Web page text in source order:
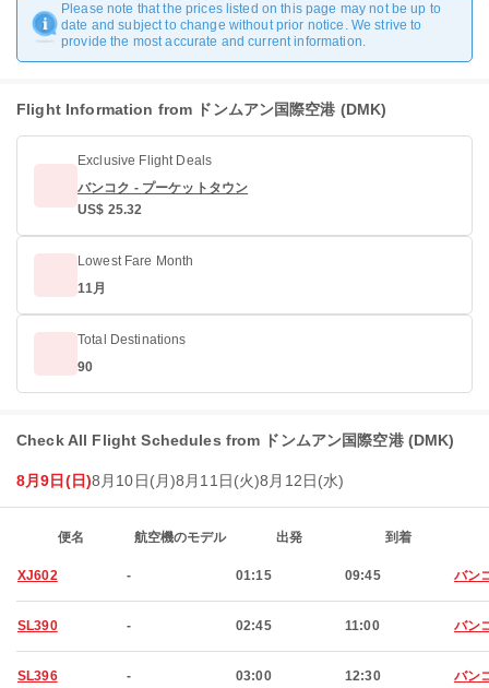
Please note that the prices listed on this page may not be up to
date and subject to change without prior notice. We strive to
provide the most accurate and current information.
Flight Information from ドンムアン国際空港 (DMK)
Exclusive Flight Deals
バンコク - プーケットタウン
US$ 25.32
Lowest Fare Month
11月
Total Destinations
90
Check All Flight Schedules from ドンムアン国際空港 (DMK)
8月9日(日)8月10日(月)8月11日(火)8月12日(水)
便名 航空機のモデル 出発 到着
XJ602 - 01:15 09:45 バン
SL390 - 02:45 11:00 バン
SL396 - 03:00 12:30 バン